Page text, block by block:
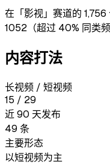
在「影视」赛道的 1,756
1052 （超过 40% 同类频
内容打法
长视频 / 短视频
15 / 29
近 90 天发布
49 条
主要形态
以短视频为主